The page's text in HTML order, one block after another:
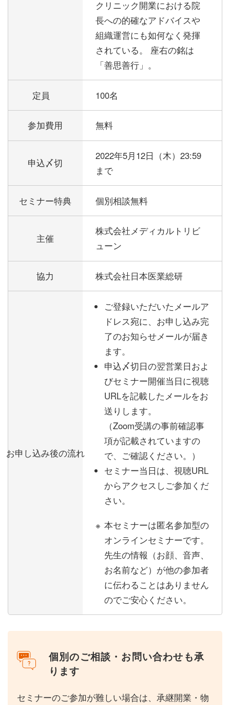
クリニック開業における院
長への的確なアドバイスや
組織運営にも如何なく発揮
されている。 座右の銘は
「善思善行」。
定員 100名
参加費用 無料
申込〆切
2022年5月12日（木）23:59
まで
セミナー特典 個別相談無料
主催
株式会社メディカルトリビ
ューン
協力 株式会社日本医業総研
お申し込み後の流れ
ご登録いただいたメールア
ドレス宛に、お申し込み完
了のお知らせメールが届き
ます。
申込〆切日の翌営業日およ
びセミナー開催当日に視聴
URLを記載したメールをお
送りします。
（Zoom受講の事前確認事
項が記載されていますの
で、ご確認ください。）
セミナー当日は、視聴URL
からアクセスしご参加くだ
さい。
本セミナーは匿名参加型の
オンラインセミナーです。
先生の情報（お顔、音声、
お名前など）が他の参加者
に伝わることはありません
のでご安心ください。
個別のご相談・お問い合わせも承
ります
セミナーのご参加が難しい場合は、承継開業・物